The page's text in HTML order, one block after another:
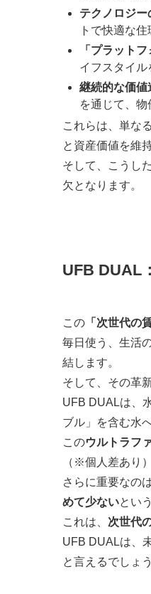
テクノロジー
トで快適な住
「プラット
イフスタイル
継続的な価値
を通じて、物
これらは、単な
と資産価値を維
そして、こうし
欠となります。
UFB DUAL
この 「次世代の
毎日使う、生活
結します。
そして、その革
UFB DUALは、
ブル」を含む水
このウルトラフ
（※個人差あり
さらに重要なの
めて少ないとい
これは、 次世代
UFB DUALは、
と言えるでしょう